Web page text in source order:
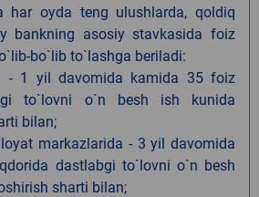
har oyda teng ulushlarda, qoldiq
bankning asosiy stavkasida foiz
bo`lib to`lashga beriladi:
- 1 yil davomida kamida 35 foiz
to`lovni o`n besh ish kunida
bilan;
markazlarida - 3 yil davomida
dastlabgi to`lovni o`n besh
sharti bilan;